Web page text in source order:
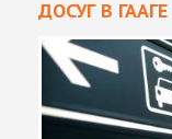
ДОСУГ В ГААГЕ